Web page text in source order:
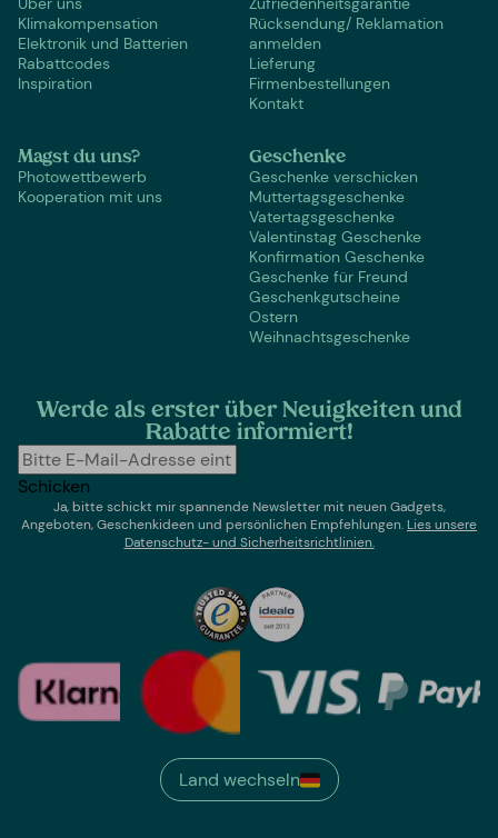
Klimakompensation
Elektronik und Batterien
Rabattcodes
Inspiration
Rücksendung/ Reklamation
anmelden
Lieferung
Firmenbestellungen
Kontakt
Magst du uns?
Photowettbewerb
Kooperation mit uns
Geschenke
Geschenke verschicken
Muttertagsgeschenke
Vatertagsgeschenke
Valentinstag Geschenke
Konfirmation Geschenke
Geschenke für Freund
Geschenkgutscheine
Ostern
Weihnachtsgeschenke
Werde als erster über Neuigkeiten und
Rabatte informiert!
Schicken
Ja, bitte schickt mir spannende Newsletter mit neuen Gadgets,
Angeboten, Geschenkideen und persönlichen Empfehlungen. Lies unsere
Datenschutz- und Sicherheitsrichtlinien.
Land wechseln